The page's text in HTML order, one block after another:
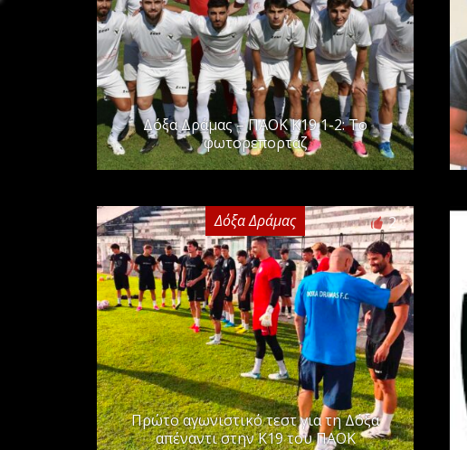
Δόξα Δράμας – ΠΑΟΚ Κ19 1-2: Το
φωτορεπορτάζ
Δόξα Δράμας 2
Πρώτο αγωνιστικό τεστ για τη Δόξα
απέναντι στην Κ19 του ΠΑΟΚ